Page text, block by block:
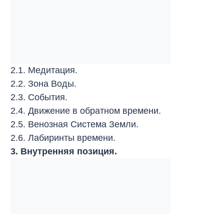
2.1. Медитация.
2.2. Зона Воды.
2.3. События.
2.4. Движение в обратном времени.
2.5. Венозная Система Земли.
2.6. Лабиринты времени.
3. Внутренняя позиция.